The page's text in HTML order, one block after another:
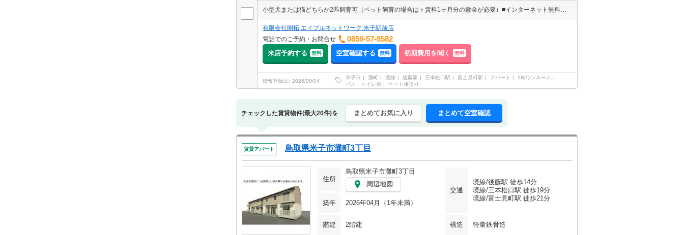
小型犬または猫どちらか2匹飼育可（ペット飼育の場合は＋賃料1ヶ月分の敷金が必要）■インターネット無料！賃料以外の月額コストを削減できます♪（D.U-NET/Wi-Fi利用可。回線工事後使用可）■不在時に荷物の受け取りが可能な宅配ボックス付！
有限会社開拓 エイブルネットワーク 米子駅前店
電話でのご予約・お問合せ
0859-57-8582
来店予約する 無料 空室確認する 無料 初期費用を聞く 無料
情報登録日 2026/08/04
米子市 灘町 境線 後藤駅 三本松口駅 富士見町駅 アパート
1R/ワンルーム
バス・トイレ別
ペット相談可
チェックした賃貸物件(最大20件)を まとめてお気に入り まとめて空室確認
賃貸アパート 鳥取県米子市灘町3丁目
住所
鳥取県米子市灘町3丁目
周辺地図
交通
境線/後藤駅 徒歩14分
境線/三本松口駅 徒歩19分
境線/富士見町駅 徒歩21分
築年 2026年04月（1年未満）
階建 2階建 構造 軽量鉄骨造